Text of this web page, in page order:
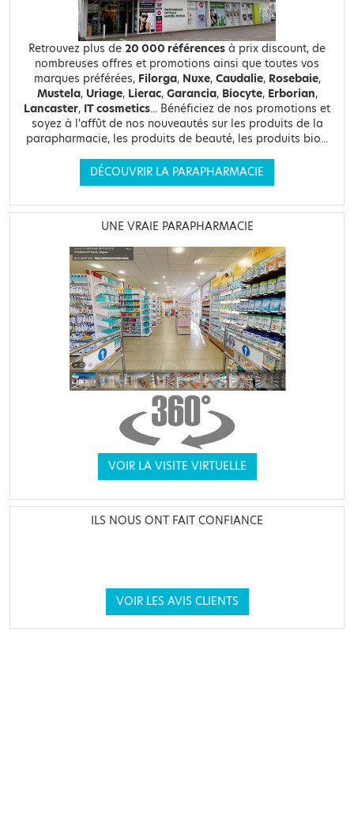
Retrouvez plus de 20 000 références à prix discount, de
nombreuses offres et promotions ainsi que toutes vos
marques préférées, Filorga, Nuxe, Caudalie, Rosebaie,
Mustela, Uriage, Lierac, Garancia, Biocyte, Erborian,
Lancaster, IT cosmetics... Bénéficiez de nos promotions et
soyez à l'affût de nos nouveautés sur les produits de la
parapharmacie, les produits de beauté, les produits bio...
DÉCOUVRIR LA PARAPHARMACIE
UNE VRAIE PARAPHARMACIE
VOIR LA VISITE VIRTUELLE
ILS NOUS ONT FAIT CONFIANCE
VOIR LES AVIS CLIENTS